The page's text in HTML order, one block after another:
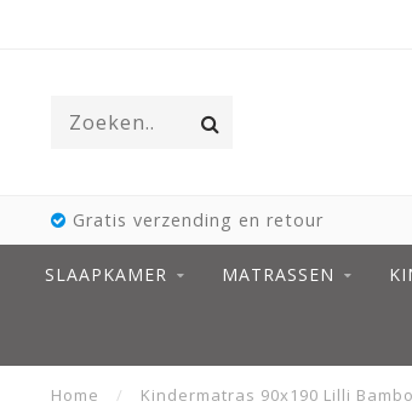
Gratis verzending en retour
SLAAPKAMER MATRASSEN
Home / Kindermatras 90x190 Lilli